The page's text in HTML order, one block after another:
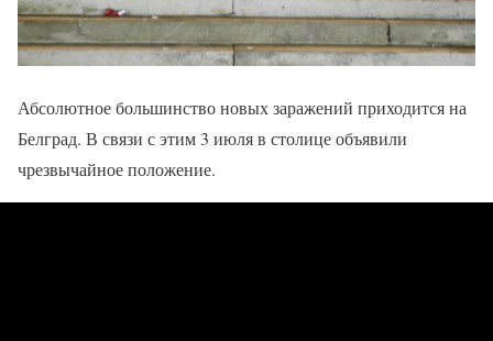
Абсолютное большинство новых заражений приходится на
Белград. В связи с этим 3 июля в столице объявили
чрезвычайное положение.